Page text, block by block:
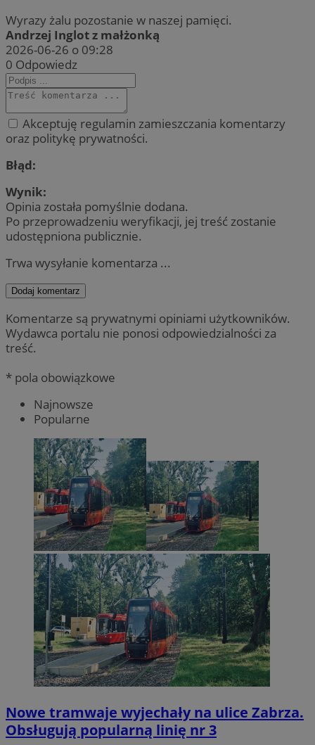
Wyrazy żalu pozostanie w naszej pamięci.
Andrzej Inglot z małżonką
2026-06-26 o 09:28
0 Odpowiedz
Akceptuję regulamin zamieszczania komentarzy
oraz politykę prywatności.
Błąd:
Wynik:
Opinia została pomyślnie dodana.
Po przeprowadzeniu weryfikacji, jej treść zostanie
udostępniona publicznie.
Trwa wysyłanie komentarza ...
Dodaj komentarz
Komentarze są prywatnymi opiniami użytkowników.
Wydawca portalu nie ponosi odpowiedzialności za
treść.
* pola obowiązkowe
Najnowsze
Popularne
Nowe tramwaje wyjechały na ulice Zabrza.
Obsługują popularną linię nr 3